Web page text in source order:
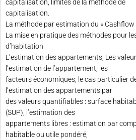
capitalisation, limites de la méthode de
capitalisation.
La méthode par estimation du « Cashflow
La mise en pratique des méthodes pour
d’habitation
L’estimation des appartements, Les
l’estimation de l’appartement, les
facteurs économiques, le cas particulier
l’estimation des appartements par
des valeurs quantifiables : surface
(SUP), l’estimation des
appartements libres : estimation par
habitable ou utile pondéré,